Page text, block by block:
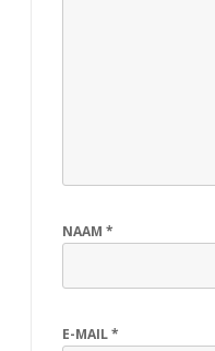
NAAM *
E-MAIL*